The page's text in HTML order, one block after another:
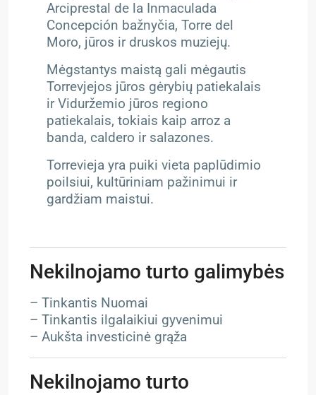
Arciprestal de la Inmaculada
Concepción bažnyčia, Torre del
Moro, jūros ir druskos muziejų.
Mėgstantys maistą gali mėgautis
Torrevjejos jūros gėrybių patiekalais
ir Viduržemio jūros regiono
patiekalais, tokiais kaip arroz a
banda, caldero ir salazones.
Torrevieja yra puiki vieta paplūdimio
poilsiui, kultūriniam pažinimui ir
gardžiam maistui.
Nekilnojamo turto galimybės
– Tinkantis Nuomai
– Tinkantis ilgalaikiui gyvenimui
– Aukšta investicinė grąža
Nekilnojamo turto